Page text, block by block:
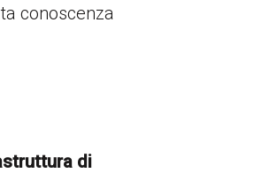
conoscenza
di